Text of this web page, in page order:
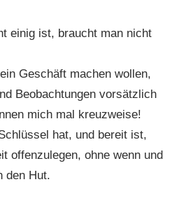
einig ist, braucht man nicht
Geschäft machen wollen,
Beobachtungen vorsätzlich
mich mal kreuzweise!
hat, und bereit ist,
offenzulegen, ohne wenn und
den Hut.